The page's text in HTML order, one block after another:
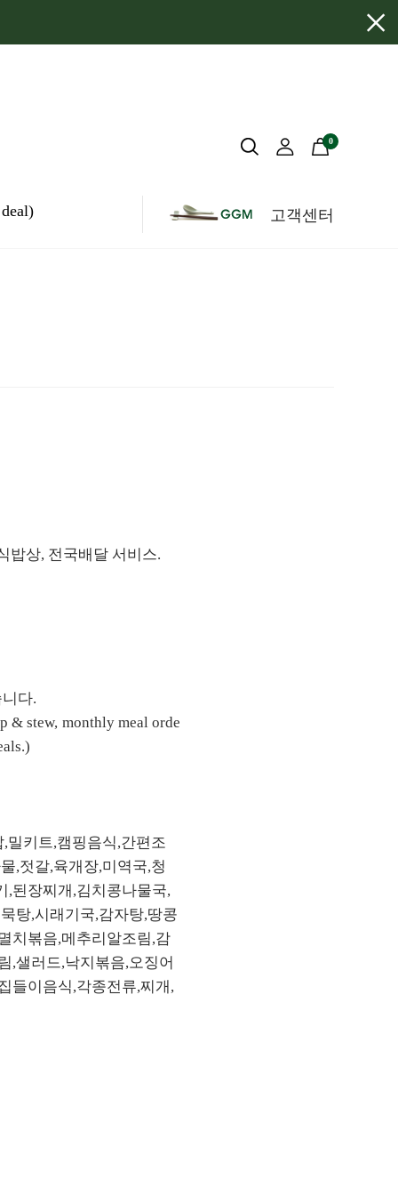
×
0
고객센터
밥상, 전국배달 서비스.
다.
& stew, monthly meal orde
밀키트,캠핑음식,간편조
,젓갈,육개장,미역국,청
,된장찌개,김치콩나물국,
탕,시래기국,감자탕,땅콩
치볶음,메추리알조림,감
,샐러드,낙지볶음,오징어
들이음식,각종전류,찌개,